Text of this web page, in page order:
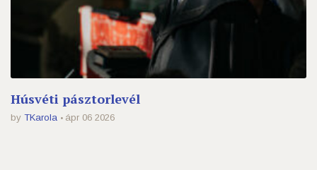
Húsvéti pásztorlevél
by TKarola ápr 06 2026